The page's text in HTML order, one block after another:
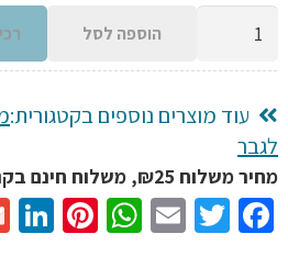
קומפקטי
לכרטיסי
אשראי
ורישיון
מחולק
הוספה לסל
עוד מוצרים נוספים בקטגורית:
לגבר
מחיר משלוח ₪25, משלוח חינם בקנייה מעל ₪400
Facebook
Twitter
Email